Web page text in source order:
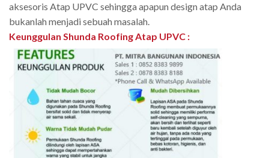
aksesoris Atap UPVC sehingga apapun design atap Anda
bukanlah menjadi sebuah masalah.
Keunggulan Shunda Roofing Atap UPVC :